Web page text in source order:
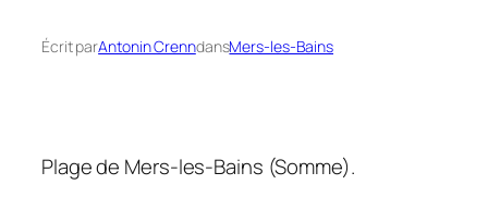
Écrit parAntonin CrenndansMers-les-Bains
Plage de Mers-les-Bains (Somme).